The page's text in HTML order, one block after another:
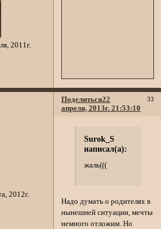
2011г.
Поделиться 33
22
апреля, 2013г. 21:53:10
2012г.
Surok_S
написал(а):
жаль(((
Надо думать о родителях в
нынешней ситуации, мечты
немного отложим. Но